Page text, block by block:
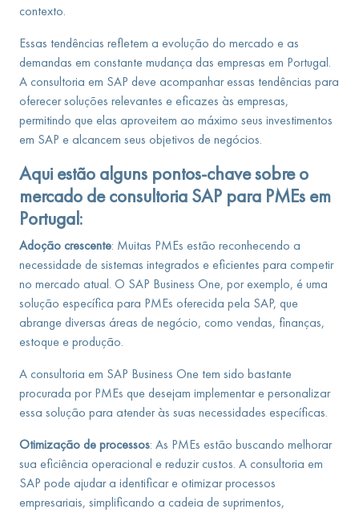
contexto.
Essas tendências refletem a evolução do mercado e as
demandas em constante mudança das empresas em Portugal.
A consultoria em SAP deve acompanhar essas tendências para
oferecer soluções relevantes e eficazes às empresas,
permitindo que elas aproveitem ao máximo seus investimentos
em SAP e alcancem seus objetivos de negócios.
Aqui estão alguns pontos-chave sobre o
mercado de consultoria SAP para PMEs em
Portugal:
Adoção crescente: Muitas PMEs estão reconhecendo a
necessidade de sistemas integrados e eficientes para competir
no mercado atual. O SAP Business One, por exemplo, é uma
solução específica para PMEs oferecida pela SAP, que
abrange diversas áreas de negócio, como vendas, finanças,
estoque e produção.
A consultoria em SAP Business One tem sido bastante
procurada por PMEs que desejam implementar e personalizar
essa solução para atender às suas necessidades específicas.
Otimização de processos: As PMEs estão buscando melhorar
sua eficiência operacional e reduzir custos. A consultoria em
SAP pode ajudar a identificar e otimizar processos
empresariais, simplificando a cadeia de suprimentos,